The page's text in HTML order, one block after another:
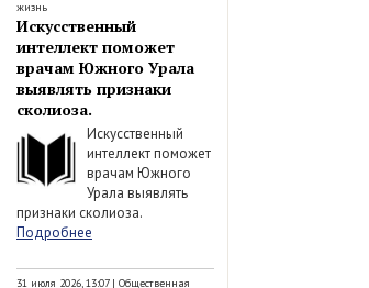
жизнь
Искусственный
интеллект поможет
врачам Южного Урала
выявлять признаки
сколиоза.
Искусственный
интеллект поможет
врачам Южного
Урала выявлять
признаки сколиоза.
Подробнее
31 июля 2026, 13:07| Общественная